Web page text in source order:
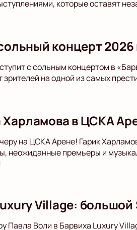
которые оставят
концерт 2026
с сольным концертом в
на одной из самых
в ЦСКА
на ЦСКА Арене! Гарик
неожиданные премьеры и
Village:
Павла Воли в Барвиха Luxury